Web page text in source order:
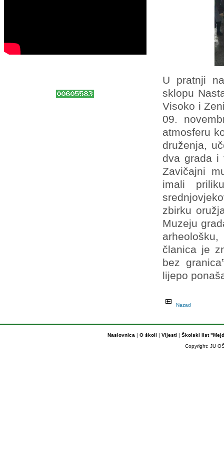
U pratnji
sklopu
Visoko i
09.
atmosferu
druženja,
dva grada i
Zavičajni
imali
zbirku
Muzeju
članica je
bez
lijepo
Nazad
Naslovnica | O školi | Vijesti | Školski list
Copyright: JU